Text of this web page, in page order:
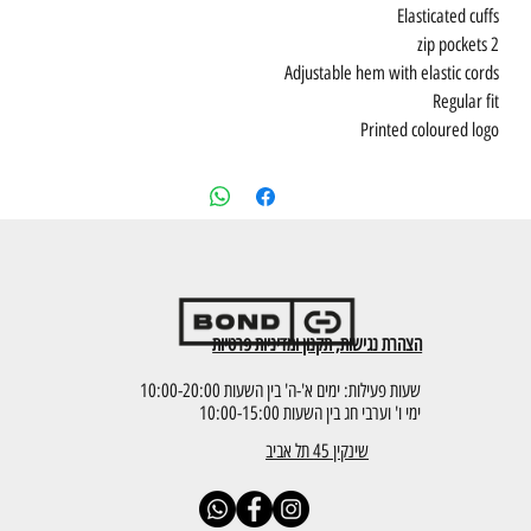
Elasticated cuffs
2 zip pockets
Adjustable hem with elastic cords
Regular fit
Printed coloured logo
הצהרת נגישות, תקנון ומדיניות פרטיות
שעות פעילות: ימים א'-ה' בין השעות 10:00-20:00
ימי ו' וערבי חג בין השעות 10:00-15:00
שינקין 45 תל אביב